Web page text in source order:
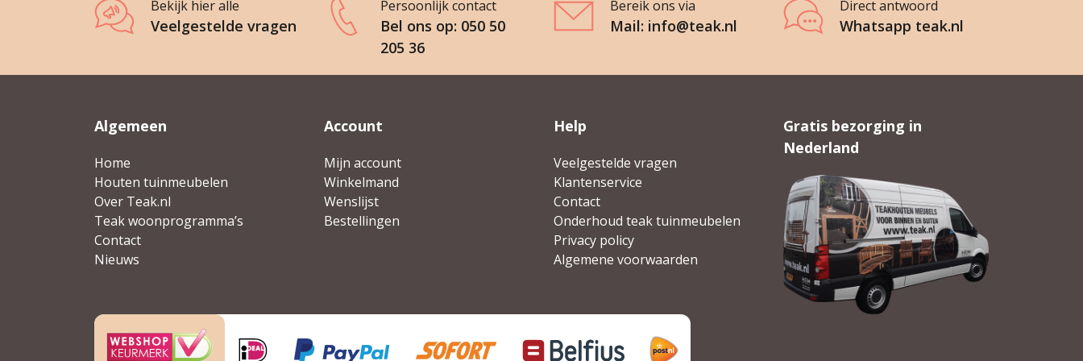
Bekijk hier alle
Veelgestelde vragen
Persoonlijk contact
Bel ons op: 050 50
205 36
Bereik ons via
Mail: info@teak.nl
Direct antwoord
Whatsapp teak.nl
Algemeen
Home
Houten tuinmeubelen
Over Teak.nl
Teak woonprogramma’s
Contact
Nieuws
Account
Mijn account
Winkelmand
Wenslijst
Bestellingen
Help
Veelgestelde vragen
Klantenservice
Contact
Onderhoud teak tuinmeubelen
Privacy policy
Algemene voorwaarden
Gratis bezorging in
Nederland